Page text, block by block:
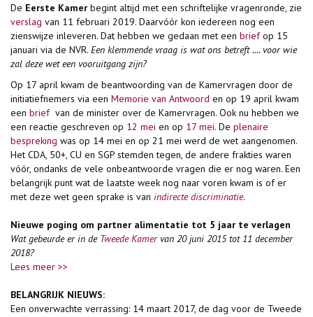
De Eerste Kamer begint altijd met een schriftelijke vragenronde, zie
verslag van 11 februari 2019. Daarvóór kon iedereen nog een
zienswijze inleveren. Dat hebben we gedaan met een briefop 15
januari via de NVR. Een klemmende vraag is wat ons betreft .... voor wie
zal deze wet een vooruitgang zijn?
Op 17 april kwam de beantwoording van de Kamervragen door de
initiatiefnemers via een Memorie van Antwoord en op 19 april kwam
een briefvan de minister over de Kamervragen. Ook nu hebben we
een reactie geschreven op 12 mei en op 17 mei. De plenaire
bespreking was op 14 mei en op 21 mei werd de wet aangenomen.
Het CDA, 50+, CU en SGP stemden tegen, de andere frakties waren
vóór, ondanks de vele onbeantwoorde vragen die er nog waren. Een
belangrijk punt wat de laatste week nog naar voren kwam is of er
met deze wet geen sprake is van indirecte discriminatie.
Nieuwe poging om partner alimentatie tot 5 jaar te verlagen
Wat gebeurde er in de Tweede Kamervan 20 juni 2015 tot 11 december
2018?
Lees meer >>
BELANGRIJK NIEUWS:
Een onverwachte verrassing: 14 maart 2017, de dag voor de Tweede